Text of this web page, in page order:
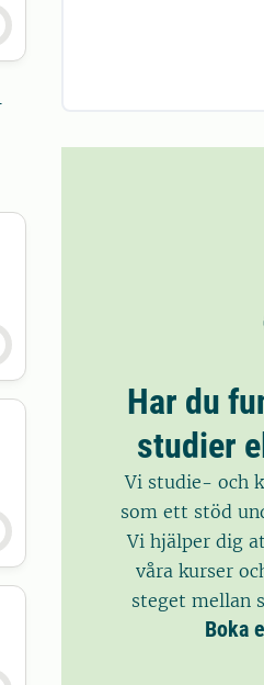
Har du
studier
Vi studie- och
som ett stöd
Vi hjälper dig
våra kurser
steget mellan
Boka